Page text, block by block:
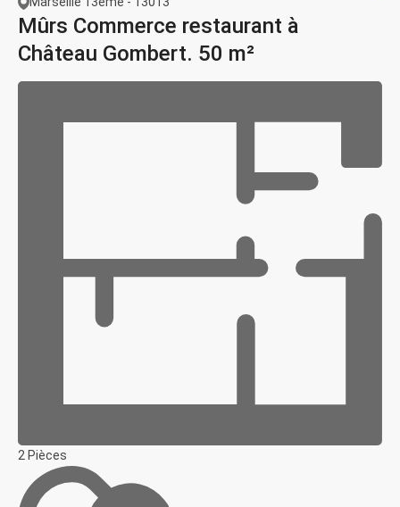
Mûrs Commerce restaurant à
Château Gombert. 50 m²
2 Pièces